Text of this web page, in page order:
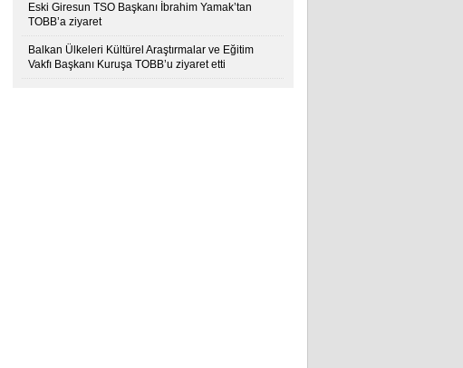
Eski Giresun TSO Başkanı İbrahim Yamak’tan
TOBB’a ziyaret
Balkan Ülkeleri Kültürel Araştırmalar ve Eğitim
Vakfı Başkanı Kuruşa TOBB’u ziyaret etti